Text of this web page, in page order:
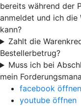
bereits während der
anmeldet und ich die
kann?
Zahlt die
Bestellerbetrug?
Muss ich bei
mein
facebook öffnen
youtube öffnen